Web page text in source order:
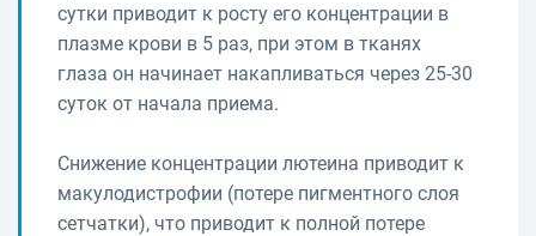
сутки приводит к росту его концентрации в
плазме крови в 5 раз, при этом в тканях
глаза он начинает накапливаться через 25-30
суток от начала приема.
Снижение концентрации лютеина приводит к
макулодистрофии (потере пигментного слоя
сетчатки), что приводит к полной потере